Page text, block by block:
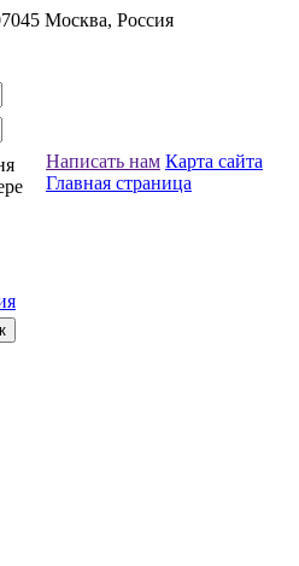
Москва, Россия
Написать нам Карта сайта
Главная страница